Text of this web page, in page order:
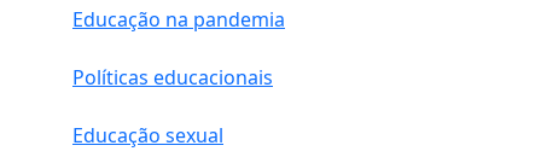
Educação na pandemia
Políticas educacionais
Educação sexual